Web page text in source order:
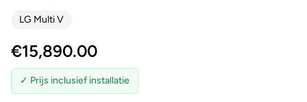
LG Multi V
€15,890.00
✓ Prijs inclusief installatie